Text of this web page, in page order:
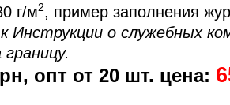
г/м2, пример заполнения
Инструкции о служебных
опт от 20 шт. цена: